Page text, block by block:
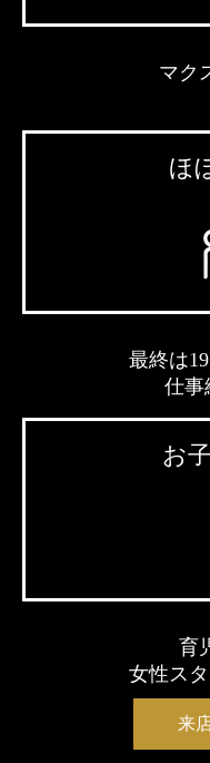
マク
ほ
最終は
仕事
お
育
女性ス
来